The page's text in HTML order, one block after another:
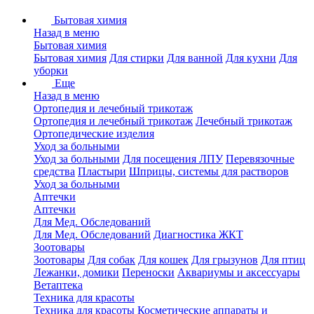
Бытовая химия
Назад в меню
Бытовая химия
Бытовая химия Для стирки Для ванной Для кухни Для
уборки
Еще
Назад в меню
Ортопедия и лечебный трикотаж
Ортопедия и лечебный трикотаж Лечебный трикотаж
Ортопедические изделия
Уход за больными
Уход за больными Для посещения ЛПУ Перевязочные
средства Пластыри Шприцы, системы для растворов
Уход за больными
Аптечки
Аптечки
Для Мед. Обследований
Для Мед. Обследований Диагностика ЖКТ
Зоотовары
Зоотовары Для собак Для кошек Для грызунов Для птиц
Лежанки, домики Переноски Аквариумы и аксессуары
Ветаптека
Техника для красоты
Техника для красоты Косметические аппараты и